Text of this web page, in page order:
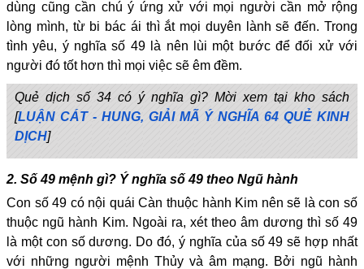
dùng cũng cần chú ý ứng xử với mọi người cần mở rộng
lòng mình, từ bi bác ái thì ắt mọi duyên lành sẽ đến. Trong
tình yêu, ý nghĩa số 49 là nên lùi một bước để đối xử với
người đó tốt hơn thì mọi việc sẽ êm đềm.
Quẻ dịch số 34 có ý nghĩa gì? Mời xem tại kho sách
[LUẬN CÁT - HUNG, GIẢI MÃ Ý NGHĨA 64 QUẺ KINH
DỊCH]
2. Số 49 mệnh gì? Ý nghĩa số 49 theo Ngũ hành
Con số 49 có nội quái Càn thuộc hành Kim nên sẽ là con số
thuộc ngũ hành Kim. Ngoài ra, xét theo âm dương thì số 49
là một con số dương. Do đó, ý nghĩa của số 49 sẽ hợp nhất
với những người mệnh Thủy và âm mạng. Bởi ngũ hành